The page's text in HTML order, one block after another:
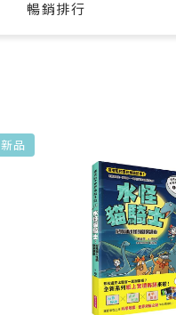
暢銷排行
新品